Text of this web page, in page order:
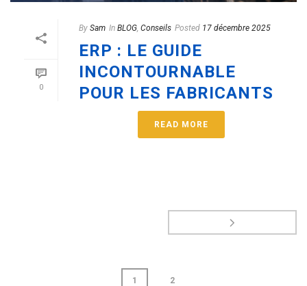
0
By Sam In BLOG, Conseils Posted 17 décembre 2025
ERP : LE GUIDE
INCONTOURNABLE
POUR LES FABRICANTS
READ MORE
1 2